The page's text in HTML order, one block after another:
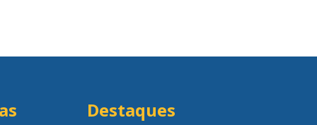
Destaques